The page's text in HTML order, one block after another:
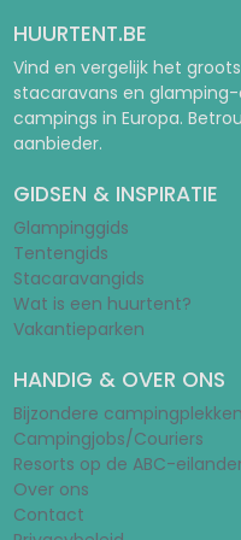
HUURTENT.BE
Vind en vergelijk het
stacaravans en
campings in Europa.
aanbieder.
GIDSEN & INSPIRATIE
Glampinggids
Tentengids
Stacaravangids
Wat is een huurtent?
Vakantieparken
HANDIG & OVER ONS
Bijzondere campingplekken
Campingjobs/Couriers
Resorts op de ABC-
Over ons
Contact